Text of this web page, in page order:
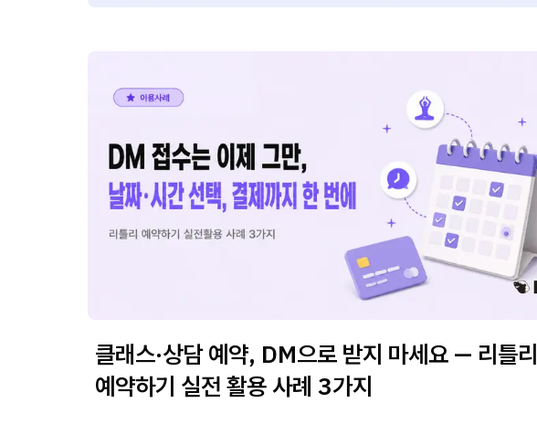
클래스·상담 예약, DM으로 받지 마세요 — 리틀리
예약하기 실전 활용 사례 3가지